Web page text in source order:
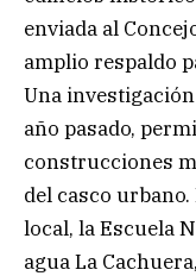
enviada al
amplio respaldo
Una
año pasado,
construcciones
del casco
local, la Escuela
agua La